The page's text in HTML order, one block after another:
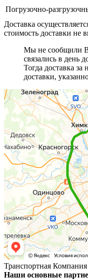
Погрузочно-
Доставка
стоимость доставки не
Мы не сообщили
связались в день
Тогда доставка
доставки,
Транспортная
Наши основные